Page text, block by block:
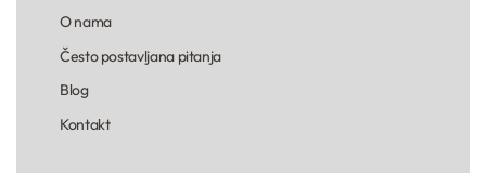
O nama
Često postavljana pitanja
Blog
Kontakt